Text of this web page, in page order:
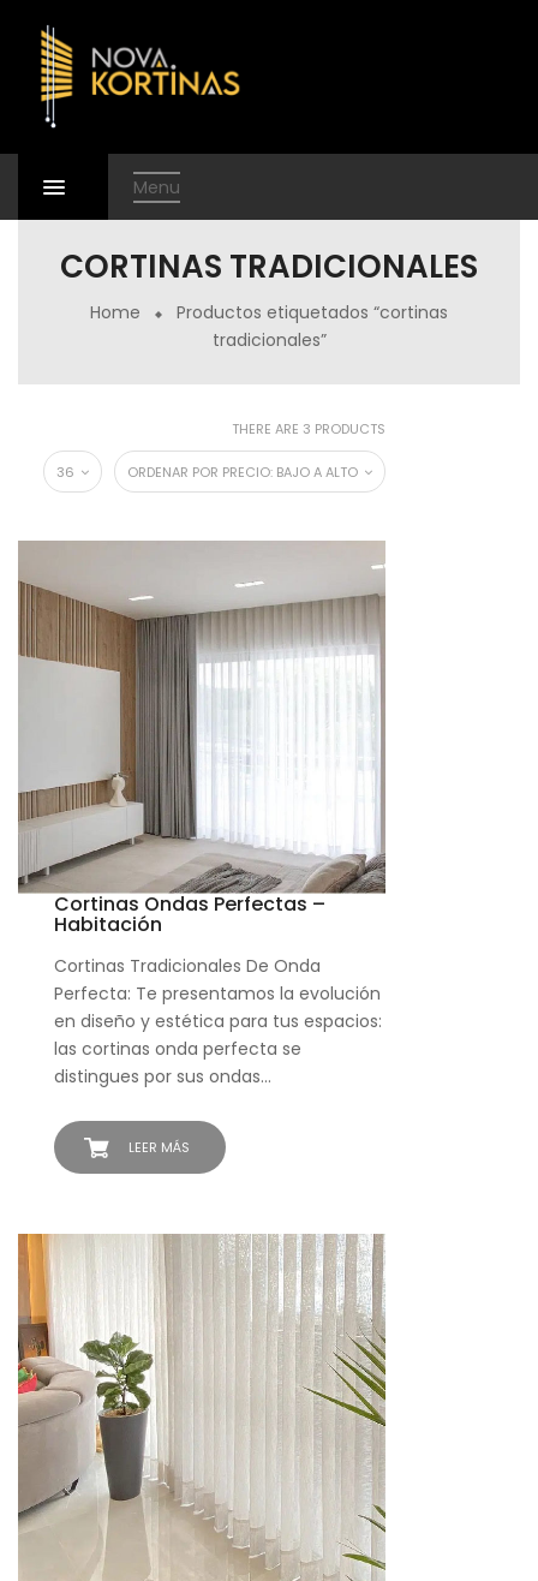
Menu
CORTINAS TRADICIONALES
Home
Productos etiquetados “cortinas
tradicionales”
THERE ARE 3 PRODUCTS
ORDENAR POR PRECIO: BAJO A ALTO
36
LEER MÁS
Cortinas Ondas Perfectas –
Habitación
Cortinas Tradicionales De Onda
Perfecta: Te presentamos la evolución
en diseño y estética para tus espacios:
las cortinas onda perfecta se
distingues por sus ondas…